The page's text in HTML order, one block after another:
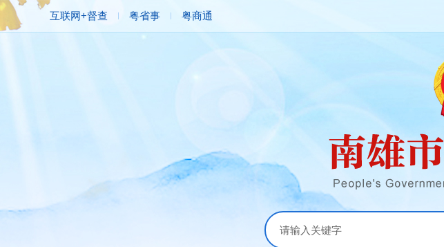
互联网+督查 粤省事 粤商通